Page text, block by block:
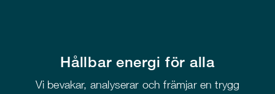
Hållbar energi för alla
Vi bevakar, analyserar och främjar en trygg